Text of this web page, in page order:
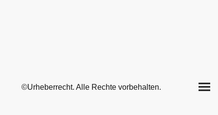
©Urheberrecht. Alle Rechte vorbehalten.